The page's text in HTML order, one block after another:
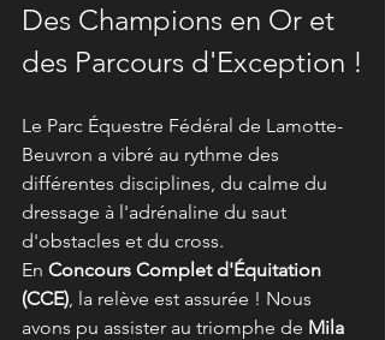
Des Champions en Or et
des Parcours d'Exception !
Le Parc Équestre Fédéral de Lamotte-
Beuvron a vibré au rythme des
différentes disciplines, du calme du
dressage à l'adrénaline du saut
d'obstacles et du cross.
En Concours Complet d'Équitation
(CCE), la relève est assurée ! Nous
avons pu assister au triomphe de Mila